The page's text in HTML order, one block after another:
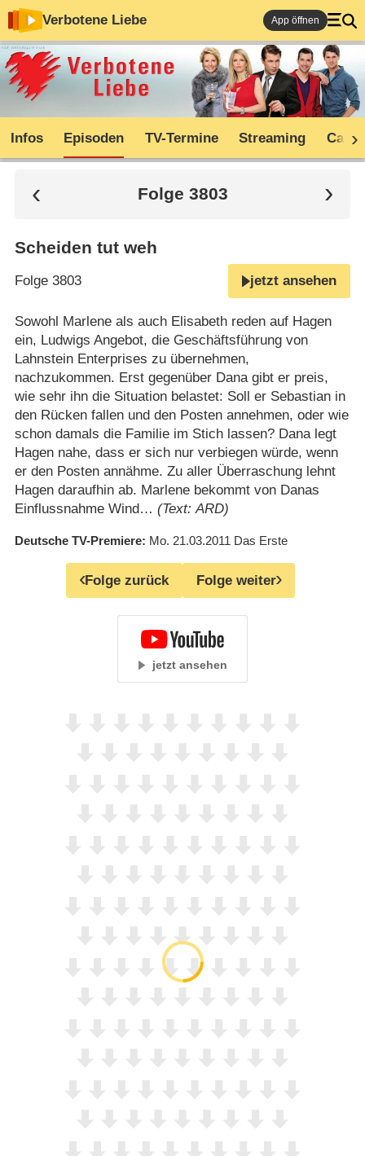
Verbotene Liebe App öffnen
Infos Episoden TV-Termine Streaming Cast
Folge 3803
Scheiden tut weh
Folge 3803 jetzt ansehen
Sowohl Marlene als auch Elisabeth reden auf Hagen
ein, Ludwigs Angebot, die Geschäftsführung von
Lahnstein Enterprises zu übernehmen,
nachzukommen. Erst gegenüber Dana gibt er preis,
wie sehr ihn die Situation belastet: Soll er Sebastian in
den Rücken fallen und den Posten annehmen, oder wie
schon damals die Familie im Stich lassen? Dana legt
Hagen nahe, dass er sich nur verbiegen würde, wenn
er den Posten annähme. Zu aller Überraschung lehnt
Hagen daraufhin ab. Marlene bekommt von Danas
Einflussnahme Wind… (Text: ARD)
Deutsche TV-Premiere Mo. 21.03.2011 Das Erste
Folge zurück Folge weiter
jetzt ansehen